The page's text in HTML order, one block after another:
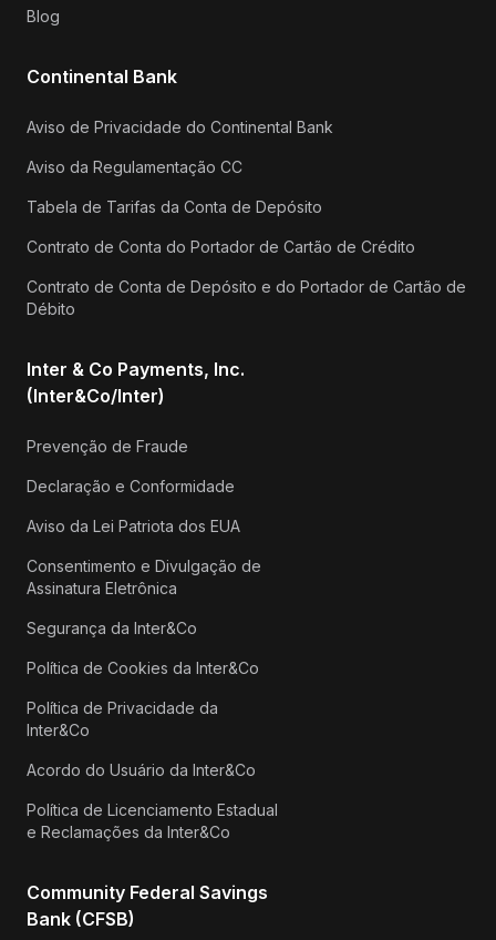
Blog
Continental Bank
Aviso de Privacidade do Continental Bank
Aviso da Regulamentação CC
Tabela de Tarifas da Conta de Depósito
Contrato de Conta do Portador de Cartão de Crédito
Contrato de Conta de Depósito e do Portador de Cartão de
Débito
Inter & Co Payments, Inc.
(Inter&Co/Inter)
Prevenção de Fraude
Declaração e Conformidade
Aviso da Lei Patriota dos EUA
Consentimento e Divulgação de
Assinatura Eletrônica
Segurança da Inter&Co
Política de Cookies da Inter&Co
Política de Privacidade da
Inter&Co
Acordo do Usuário da Inter&Co
Política de Licenciamento Estadual
e Reclamações da Inter&Co
Community Federal Savings
Bank (CFSB)